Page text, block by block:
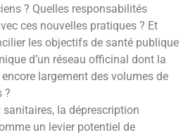
? Quelles responsabilités
ces nouvelles pratiques ? Et
les objectifs de santé publique
d’un réseau officinal dont la
largement des volumes de
?
sanitaires, la déprescription
un levier potentiel de